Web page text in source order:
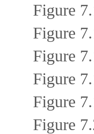
Figure
Figure
Figure
Figure
Figure
Figure